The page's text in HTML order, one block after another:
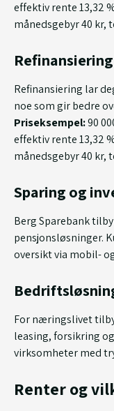
effektiv rente 13,32
månedsgebyr 40 kr,
Refinansiering lar
noe som gir bedre
Priseksempel:90
effektiv rente 13,32
månedsgebyr 40 kr,
Sparing og
Berg Sparebank
pensjonsløsninger.
oversikt via mobil-
For næringslivet
leasing, forsikring
virksomheter med
Renter og